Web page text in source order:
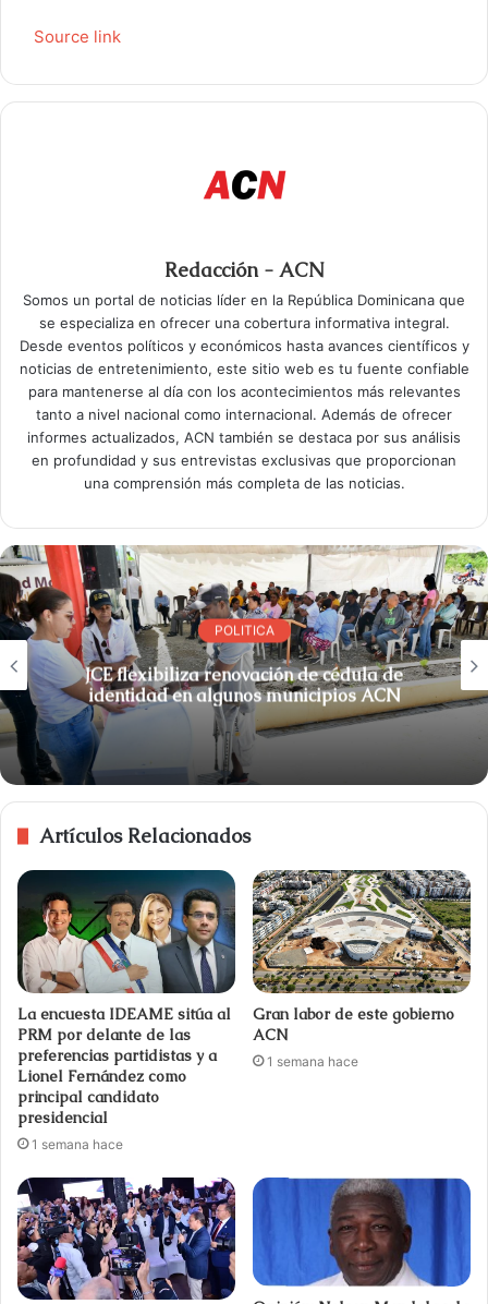
Source link
Redacción - ACN
Somos un portal de noticias líder en la República Dominicana que
se especializa en ofrecer una cobertura informativa integral.
Desde eventos políticos y económicos hasta avances científicos y
noticias de entretenimiento, este sitio web es tu fuente confiable
para mantenerse al día con los acontecimientos más relevantes
tanto a nivel nacional como internacional. Además de ofrecer
informes actualizados, ACN también se destaca por sus análisis
en profundidad y sus entrevistas exclusivas que proporcionan
una comprensión más completa de las noticias.
POLITICA
JCE flexibiliza renovación de cédula de
identidad en algunos municipios ACN
Artículos Relacionados
La encuesta IDEAME sitúa al
PRM por delante de las
preferencias partidistas y a
Lionel Fernández como
principal candidato
presidencial
1 semana hace
Gran labor de este gobierno
ACN
1 semana hace